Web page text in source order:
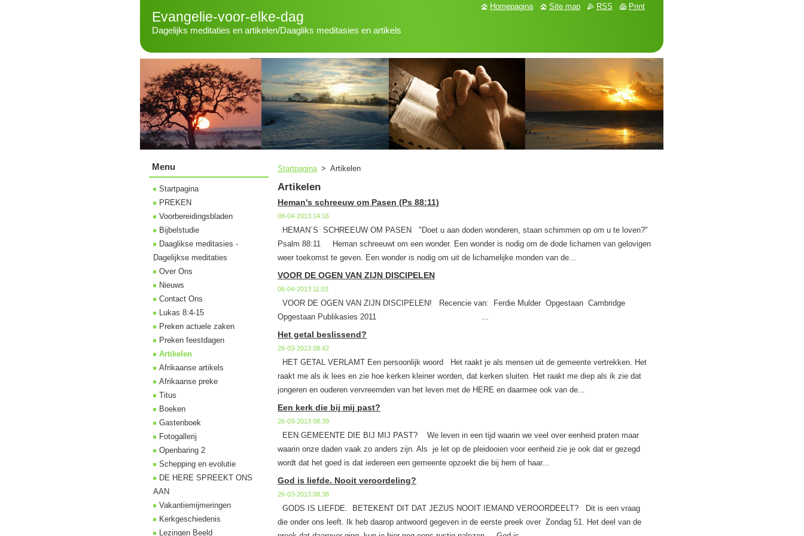
Evangelie-voor-elke-dag
Dagelijks meditaties en artikelen/Daagliks meditasies en artikels
Startpagina > Artikelen
Artikelen
Heman's schreeuw om Pasen (Ps 88:11)
08-04-2013 14:16
HEMAN´S SCHREEUW OM PASEN "Doet u aan doden wonderen, staan schimmen op om u te loven?"
Psalm 88:11 Heman schreeuwt om een wonder. Een wonder is nodig om de dode lichamen van gelovigen
weer toekomst te geven. Een wonder is nodig om uit de lichamelijke monden van de...
VOOR DE OGEN VAN ZIJN DISCIPELEN
06-04-2013 11:03
VOOR DE OGEN VAN ZIJN DISCIPELEN! Recencie van: Ferdie Mulder Opgestaan Cambridge
Opgestaan Publikasies 2011 ...
Het getal beslissend?
26-03-2013 08:42
HET GETAL VERLAMT Een persoonlijk woord Het raakt je als mensen uit de gemeente vertrekken. Het
raakt me als ik lees en zie hoe kerken kleiner worden, dat kerken sluiten. Het raakt me diep als ik zie dat
jongeren en ouderen vervreemden van het leven met de HERE en daarmee ook van de...
Een kerk die bij mij past?
26-03-2013 08:39
EEN GEMEENTE DIE BIJ MIJ PAST? We leven in een tijd waarin we veel over eenheid praten maar
waarin onze daden vaak zo anders zijn. Als je let op de pleidooien voor eenheid zie je ook dat er gezegd
wordt dat het goed is dat iedereen een gemeente opzoekt die bij hem of haar...
God is liefde. Nooit veroordeling?
26-03-2013 08:38
GODS IS LIEFDE. BETEKENT DIT DAT JEZUS NOOIT IEMAND VEROORDEELT? Dit is een vraag
die onder ons leeft. Ik heb daarop antwoord gegeven in de eerste preek over Zondag 51. Het deel van de
Menu
Startpagina
PREKEN
Voorbereidingsbladen
Bijbelstudie
Daaglikse meditasies -
Dagelijkse meditaties
Over Ons
Nieuws
Contact Ons
Lukas 8:4-15
Preken actuele zaken
Preken feestdagen
Artikelen
Afrikaanse artikels
Afrikaanse preke
Titus
Boeken
Gastenboek
Fotogallerij
Openbaring 2
Schepping en evolutie
DE HERE SPREEKT ONS
AAN
Vakantiemijmeringen
Kerkgeschiedenis
Lezingen Beeld
Homepagina Site map RSS Print